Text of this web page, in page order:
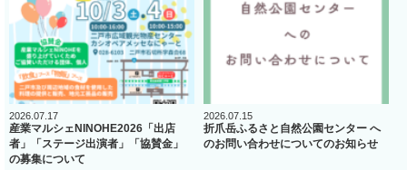
2026.07.17
産業マルシェNINOHE2026「出店
者」「ステージ出演者」「協賛金」
の募集について
2026.07.15
折爪岳ふるさと自然公園センター へ
のお問い合わせについてのお知らせ